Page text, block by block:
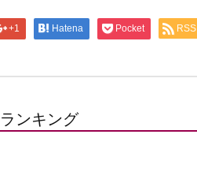
+1 Hatena Pocket RSS
ンキング